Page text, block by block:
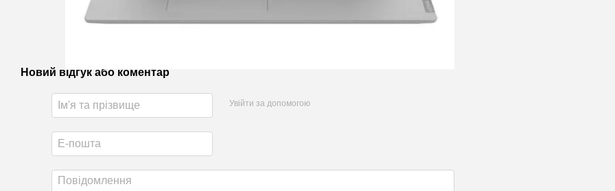
Новий відгук або коментар
Увійти за допомогою